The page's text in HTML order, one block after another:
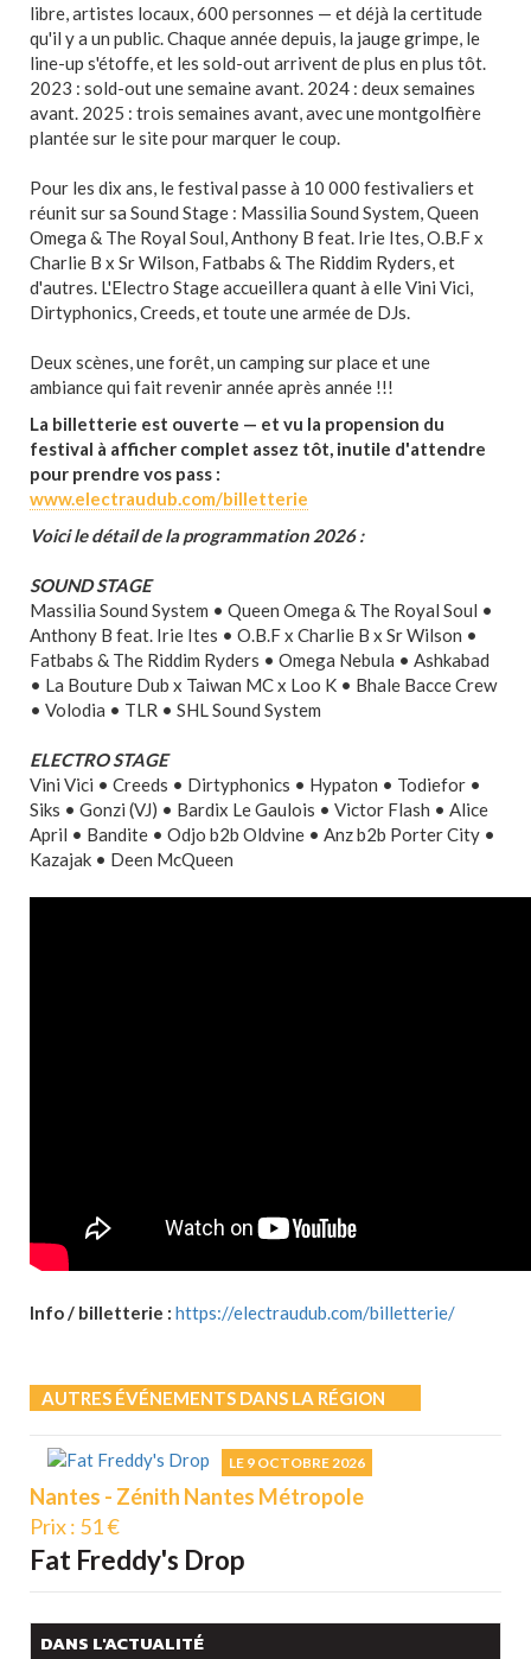
libre, artistes locaux, 600 personnes — et déjà la certitude
qu'il y a un public. Chaque année depuis, la jauge grimpe, le
line-up s'étoffe, et les sold-out arrivent de plus en plus tôt.
2023 : sold-out une semaine avant. 2024 : deux semaines
avant. 2025 : trois semaines avant, avec une montgolfière
plantée sur le site pour marquer le coup.
Pour les dix ans, le festival passe à 10 000 festivaliers et
réunit sur sa Sound Stage : Massilia Sound System, Queen
Omega & The Royal Soul, Anthony B feat. Irie Ites, O.B.F x
Charlie B x Sr Wilson, Fatbabs & The Riddim Ryders, et
d'autres. L'Electro Stage accueillera quant à elle Vini Vici,
Dirtyphonics, Creeds, et toute une armée de DJs.
Deux scènes, une forêt, un camping sur place et une
ambiance qui fait revenir année après année !!!
La billetterie est ouverte — et vu la propension du
festival à afficher complet assez tôt, inutile d'attendre
pour prendre vos pass :
www.electraudub.com/billetterie
Voici le détail de la programmation 2026 :
SOUND STAGE
Massilia Sound System • Queen Omega & The Royal Soul •
Anthony B feat. Irie Ites • O.B.F x Charlie B x Sr Wilson •
Fatbabs & The Riddim Ryders • Omega Nebula • Ashkabad
• La Bouture Dub x Taiwan MC x Loo K • Bhale Bacce Crew
• Volodia • TLR • SHL Sound System
ELECTRO STAGE
Vini Vici • Creeds • Dirtyphonics • Hypaton • Todiefor •
Siks • Gonzi (VJ) • Bardix Le Gaulois • Victor Flash • Alice
April • Bandite • Odjo b2b Oldvine • Anz b2b Porter City •
Kazajak • Deen McQueen
Info / billetterie : https://electraudub.com/billetterie/
AUTRES ÉVÉNEMENTS DANS LA RÉGION
LE 9 OCTOBRE 2026
Nantes - Zénith Nantes Métropole
Prix : 51 €
Fat Freddy's Drop
DANS L'ACTUALITÉ